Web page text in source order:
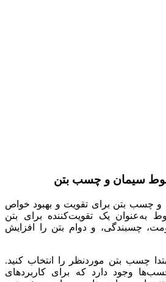
سیمان و چسب بتن
و چسب بتن برای تقویت و بهبود خواص
به‌عنوان یک تقویت‌کننده برای بتن
چسبندگی، و دوام بتن را افزایش
ابتدا چسب بتن موردنظر را انتخاب کنید.
وجود دارد که برای کاربردهای